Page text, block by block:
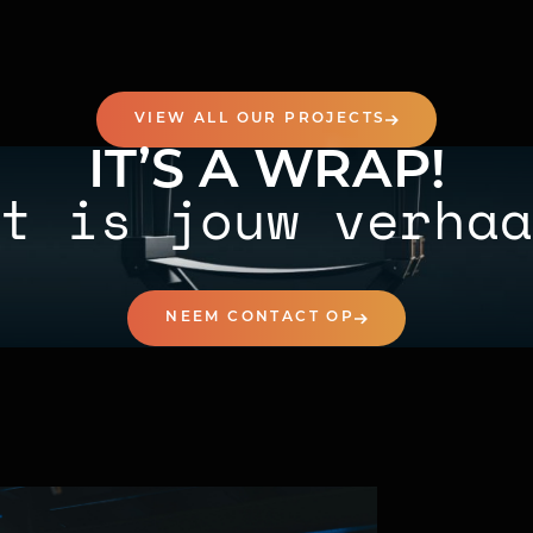
VIEW ALL OUR PROJECTS
IT’S A WRAP!
is jouw
NEEM CONTACT OP